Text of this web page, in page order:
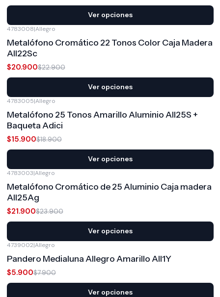
Ver opciones
4783008|Allegro
Metalófono Cromático 22 Tonos Color Caja Madera
All22Sc
$20.900$22.900
Ver opciones
4783005|Allegro
Metalófono 25 Tonos Amarillo Aluminio All25S +
Baqueta Adici
$15.900$18.900
Ver opciones
4783003|Allegro
Metalófono Cromático de 25 Aluminio Caja madera
All25Ag
$21.900$23.900
Ver opciones
4739002|Allegro
Pandero Medialuna Allegro Amarillo All1Y
$5.900$7.900
Ver opciones